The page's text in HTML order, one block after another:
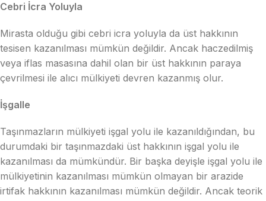
Cebri İcra Yoluyla
Mirasta olduğu gibi cebri icra yoluyla da üst hakkının
tesisen kazanılması mümkün değildir. Ancak haczedilmiş
veya iflas masasına dahil olan bir üst hakkının paraya
çevrilmesi ile alıcı mülkiyeti devren kazanmış olur.
İşgalle
Taşınmazların mülkiyeti işgal yolu ile kazanıldığından, bu
durumdaki bir taşınmazdaki üst hakkının işgal yolu ile
kazanılması da mümkündür. Bir başka deyişle işgal yolu ile
mülkiyetinin kazanılması mümkün olmayan bir arazide
irtifak hakkının kazanılması mümkün değildir. Ancak teorik